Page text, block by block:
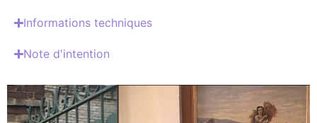
Informations techniques
Note d'intention